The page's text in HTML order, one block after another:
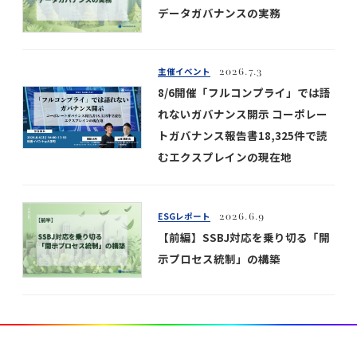
データガバナンスの実務
主催イベント 2026.7.3
8/6開催「フルコンプライ」では語
れないガバナンス開示 コーポレー
トガバナンス報告書18,325件で読
むエクスプレインの現在地
ESGレポート 2026.6.9
【前編】SSBJ対応を乗り切る「開
示プロセス統制」の構築